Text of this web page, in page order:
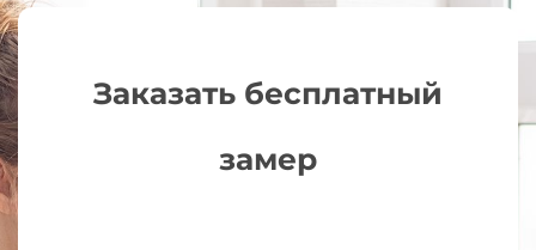
Заказать бесплатный
замер